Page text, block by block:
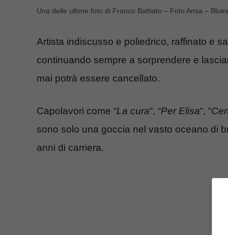
Una delle ultime foto di Franco Battiato – Foto Ansa –
Artista indiscusso e poliedrico, raffinato e
continuando sempre a sorprendere e
mai potrà essere cancellato.
Capolavori come “La cura“, “Per Elisa“, “
sono solo una goccia nel vasto oceano di
anni di carriera.